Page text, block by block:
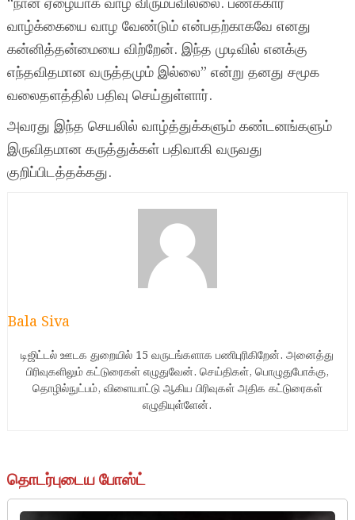
வாழ்க்கையை வாழ வேண்டும் என்பதற்காகவே எனது
கன்னித்தன்மையை விற்றேன். இந்த முடிவில் எனக்கு
எந்தவிதமான வருத்தமும் இல்லை” என்று தனது சமூக
வலைதளத்தில் பதிவு செய்துள்ளார்.
அவரது இந்த செயலில் வாழ்த்துக்களும் கண்டனங்களும்
இருவிதமான கருத்துக்கள் பதிவாகி வருவது
குறிப்பிடத்தக்கது.
Bala Siva
டிஜிட்டல் ஊடக துறையில் 15 வருடங்களாக பணிபுரிகிறேன். அனைத்து
பிரிவுகளிலும் கட்டுரைகள் எழுதுவேன். செய்திகள், பொழுதுபோக்கு,
தொழில்நுட்பம், விளையாட்டு ஆகிய பிரிவுகள் அதிக கட்டுரைகள்
எழுதியுள்ளேன்.
தொடர்புடைய போஸ்ட்